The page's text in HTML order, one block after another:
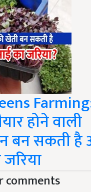
होने वाली
बन सकती है
comments